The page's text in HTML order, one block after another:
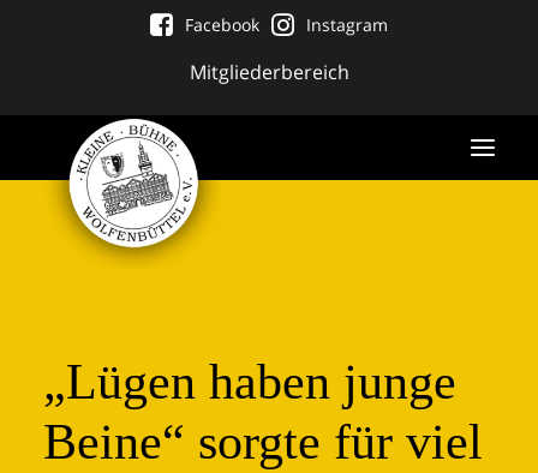
Mitgliederbereich
Facebook Instagram
„Lügen haben junge
Beine“ sorgte für viel